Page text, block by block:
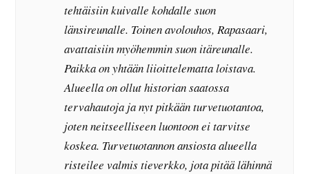
tehtäisiin kuivalle kohdalle suon
länsireunalle. Toinen avolouhos, Rapasaari,
avattaisiin myöhemmin suon itäreunalle.
Paikka on yhtään liioittelematta loistava.
Alueella on ollut historian saatossa
tervahautoja ja nyt pitkään turvetuotantoa,
joten neitseelliseen luontoon ei tarvitse
koskea. Turvetuotannon ansiosta alueella
risteilee valmis tieverkko, jota pitää lähinnä